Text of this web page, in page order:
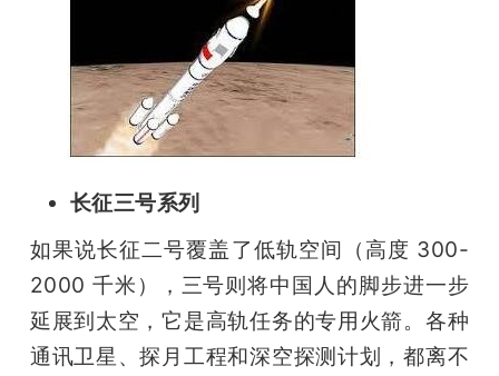
长征三号系列
如果说长征二号覆盖了低轨空间（高度 300-
2000 千米），三号则将中国人的脚步进一步
延展到太空，它是高轨任务的专用火箭。各种
通讯卫星、探月工程和深空探测计划，都离不